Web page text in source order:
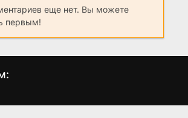
еще нет. Вы можете
первым!
Кладбище